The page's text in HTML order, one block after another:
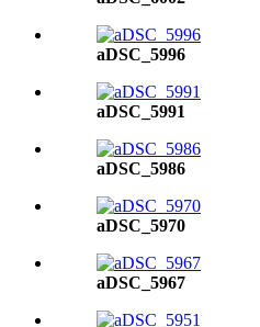
aDSC_5996
aDSC_5991
aDSC_5986
aDSC_5970
aDSC_5967